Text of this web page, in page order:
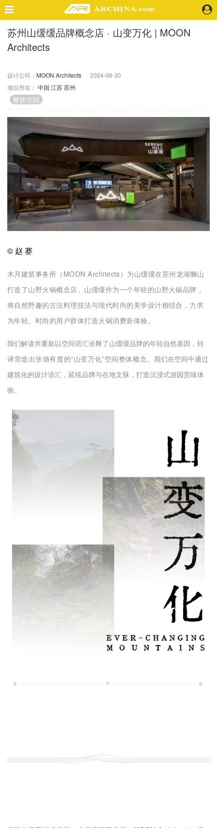
精选案例
建 筑
室 内
视 频
头条资讯
业 界
人 物
地 产
快速搜索
企业招聘
企业会员
广告投放
关于我们
联系我们
苏州山缓缓品牌概念店 · 山变万化 | MOON
Architects
设计公司： MOON Architects
2024-06-30
项目所在： 中国 江苏苏州
餐饮空间
© 赵 赛
木月建筑事务所（MOON Architects）为山缓缓在苏州龙湖狮山
打造了山野火锅概念店。 山缓缓作为一个年轻的山野火锅品牌，
将自然野趣的古法料理技法与现代时尚的美学设计相结合，力求
为年轻、时尚的用户群体打造火锅消费新体验。
我们解读并重新以空间语汇诠释了山缓缓品牌的年轻自然基因， 转
译营造出张弛有度的“山变万化”空间整体概念。 我们在空间中通过
建筑化的设计语汇，延续品牌与在地文脉，打造沉浸式游园赏味体
验。